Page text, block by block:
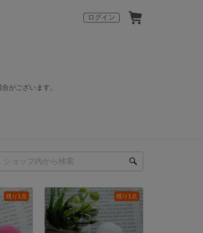
ログイン
がございます。
残り1点 残り1点